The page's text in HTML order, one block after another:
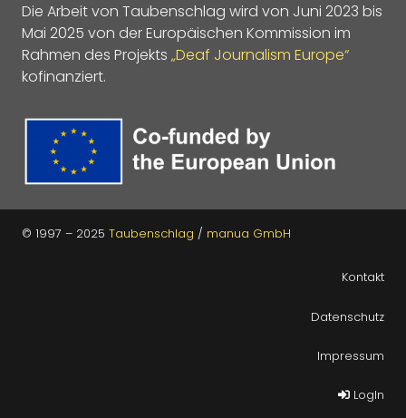
Die Arbeit von Taubenschlag wird von Juni 2023 bis
Mai 2025 von der Europäischen Kommission im
Rahmen des Projekts „Deaf Journalism Europe“
kofinanziert.
© 1997 – 2025 Taubenschlag / manua GmbH
Kontakt
Datenschutz
Impressum
LogIn